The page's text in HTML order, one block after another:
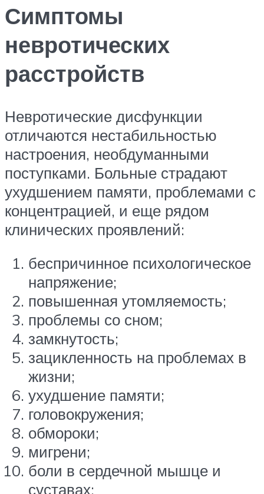
Симптомы
невротических
расстройств
Невротические дисфункции
отличаются нестабильностью
настроения, необдуманными
поступками. Больные страдают
ухудшением памяти, проблемами с
концентрацией, и еще рядом
клинических проявлений:
беспричинное психологическое
напряжение;
повышенная утомляемость;
проблемы со сном;
замкнутость;
зацикленность на проблемах в
жизни;
ухудшение памяти;
головокружения;
обмороки;
мигрени;
боли в сердечной мышце и
суставах;